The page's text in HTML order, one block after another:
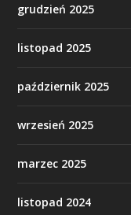
grudzień 2025
listopad 2025
październik 2025
wrzesień 2025
marzec 2025
listopad 2024